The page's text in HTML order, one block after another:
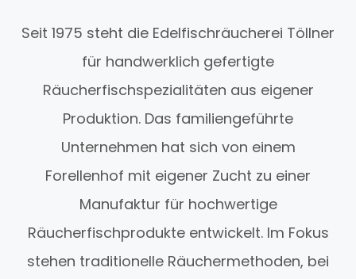
Seit 1975 steht die Edelfischräucherei Töllner
für handwerklich gefertigte
Räucherfischspezialitäten aus eigener
Produktion. Das familiengeführte
Unternehmen hat sich von einem
Forellenhof mit eigener Zucht zu einer
Manufaktur für hochwertige
Räucherfischprodukte entwickelt. Im Fokus
stehen traditionelle Räuchermethoden, bei